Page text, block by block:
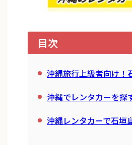
目次
沖縄旅行上級者向け！
沖縄でレンタカーを探
沖縄レンタカーで石垣